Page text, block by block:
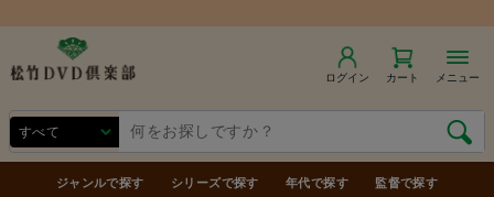
ログイン カート メニュー
ジャンルで探す シリーズで探す 年代で探す 監督で探す